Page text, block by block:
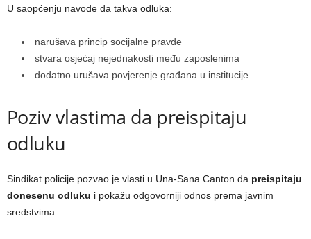
U saopćenju navode da takva odluka:
narušava princip socijalne pravde
stvara osjećaj nejednakosti među zaposlenima
dodatno urušava povjerenje građana u institucije
Poziv vlastima da preispitaju
odluku
Sindikat policije pozvao je vlasti u Una-Sana Canton da preispitaju
donesenu odluku i pokažu odgovorniji odnos prema javnim
sredstvima.